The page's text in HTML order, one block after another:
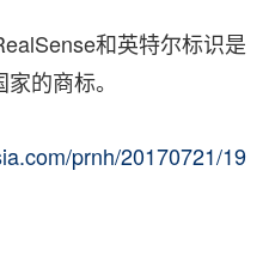
和英特尔标识是
的商标。
prnh/20170721/19